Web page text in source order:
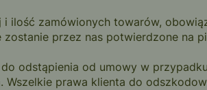
ilość zamówionych towarów,
przez nas potwierdzone na
odstąpienia od umowy w
prawa klienta do